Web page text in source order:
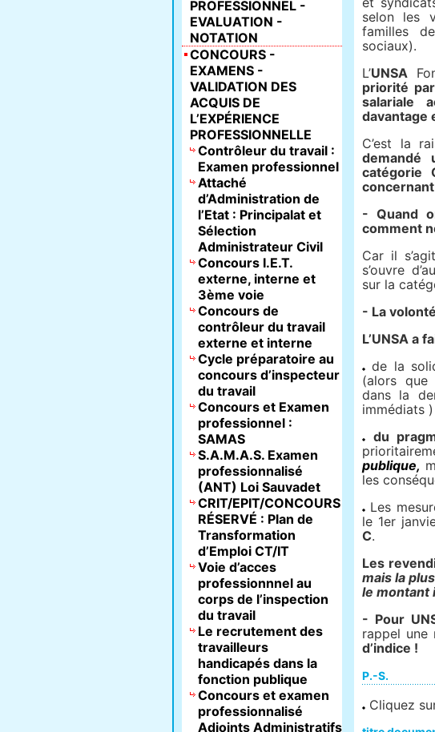
selon les
familles
sociaux).
L’UNSA
priorité
salariale
davantage
C’est la
demandé
catégorie
- Quand
comment
Car il
s’ouvre
sur la
- La
L’UNSA a
de la
(alors que
dans la
immédiats
du
publique,
les
Les
le 1er
C.
Les
mais la
le montant
- Pour
rappel une
d’indice !
P.-S.
Cliquez
PROFESSIONNEL -
EVALUATION -
NOTATION
CONCOURS -
EXAMENS -
VALIDATION DES
ACQUIS DE
L’EXPÉRIENCE
PROFESSIONNELLE
Contrôleur du travail :
Examen professionnel
Attaché
d’Administration de
l’Etat : Principalat et
Sélection
Administrateur Civil
Concours I.E.T.
externe, interne et
3ème voie
Concours de
contrôleur du travail
externe et interne
Cycle préparatoire au
concours d’inspecteur
du travail
Concours et Examen
professionnel :
SAMAS
S.A.M.A.S. Examen
professionnalisé
(ANT) Loi Sauvadet
CRIT/EPIT/CONCOURS
RÉSERVÉ : Plan de
Transformation
d’Emploi CT/IT
Voie d’acces
professionnnel au
corps de l’inspection
du travail
Le recrutement des
travailleurs
handicapés dans la
fonction publique
Concours et examen
professionnalisé
Adjoints Administratifs